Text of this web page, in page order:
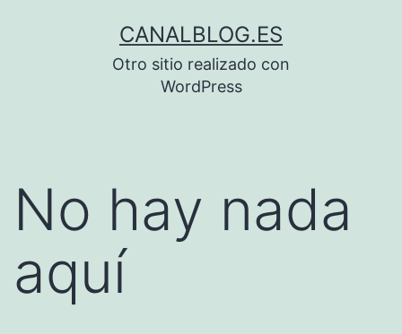
CANALBLOG.ES
Otro sitio realizado con
WordPress
No hay nada
aquí